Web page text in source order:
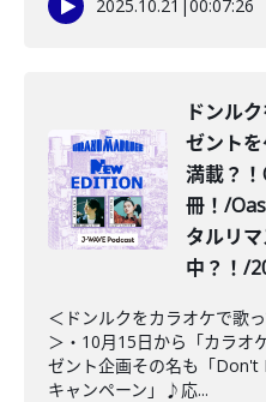
2025.10.21 |00:07:26
ドンル
ゼント
満載？
冊！/
タルリ
中？！/
＜ドンルクをカラオケで歌
＞・10月15日から「カラオ
ゼント企画その名も「
キャンペーン」♪応...